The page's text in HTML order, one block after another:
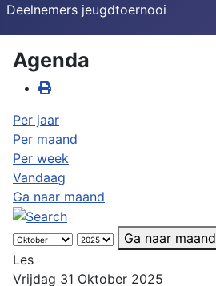
Deelnemers jeugdtoernooi
Agenda
Per jaar
Per maand
Per week
Vandaag
Ga naar maand
Ga naar maand
Les
Vrijdag 31 Oktober 2025